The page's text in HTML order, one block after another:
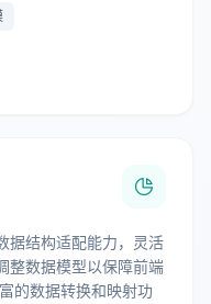
据结构适配能力，灵活
整数据模型以保障前端
的数据转换和映射功